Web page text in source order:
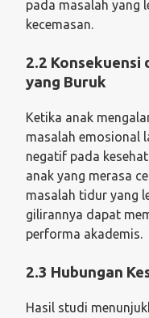
pada masalah yang
kecemasan.
2.2 Konsekuensi
yang Buruk
Ketika anak
masalah emosional
negatif pada
anak yang merasa
masalah tidur yang
gilirannya dapat
performa akademis.
2.3 Hubungan
Hasil studi